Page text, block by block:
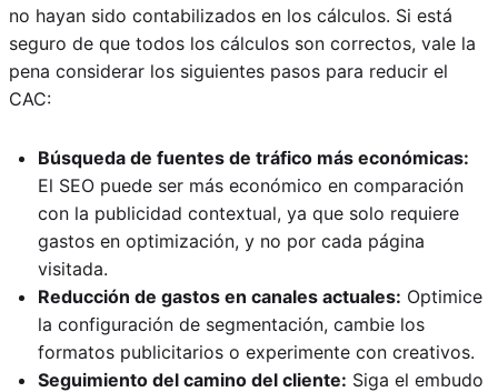
no hayan sido contabilizados en los cálculos. Si está
seguro de que todos los cálculos son correctos, vale la
pena considerar los siguientes pasos para reducir el
CAC:
Búsqueda de fuentes de tráfico más económicas:
El SEO puede ser más económico en comparación
con la publicidad contextual, ya que solo requiere
gastos en optimización, y no por cada página
visitada.
Reducción de gastos en canales actuales: Optimice
la configuración de segmentación, cambie los
formatos publicitarios o experimente con creativos.
Seguimiento del camino del cliente: Siga el embudo